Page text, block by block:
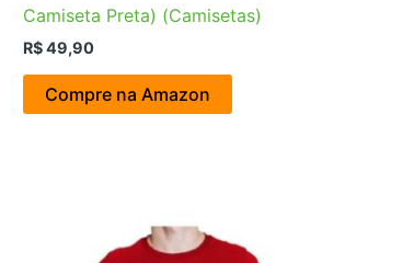
Camiseta Preta) (Camisetas)
R$49,90
Compre na Amazon